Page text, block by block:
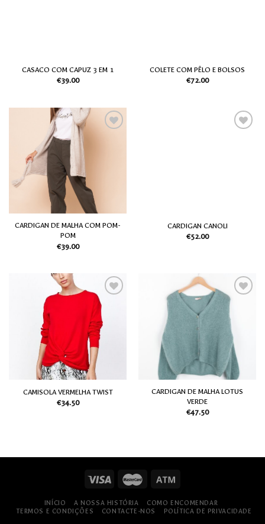
CASACO COM CAPUZ 3 EM 1
€39.00
COLETE COM PÊLO E BOLSOS
€72.00
CARDIGAN DE MALHA COM POM-
POM
€39.00
CARDIGAN CANOLI
€52.00
Adicionar
aos meus
desejos
CAMISOLA VERMELHA TWIST
€34.50
Adicionar
desejos
CARDIGAN DE MALHA LOTUS
VERDE
€47.50
INÍCIO A NOSSA HISTÓRIA
COMO ENCOMENDAR
TERMOS E CONDIÇÕES
CONTACTE-NOS POLÍTICA DE PRIVACIDADE